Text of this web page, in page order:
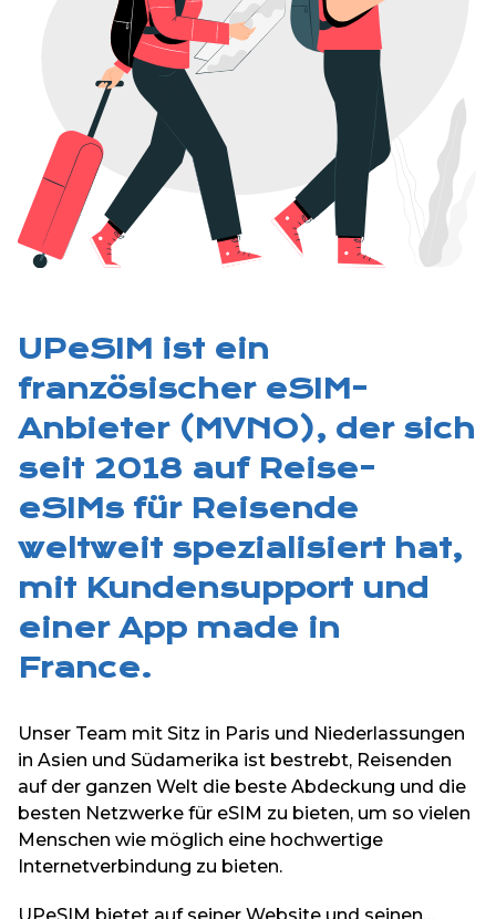
UPeSIM ist ein
französischer eSIM-
Anbieter (MVNO), der sich
seit 2018 auf Reise-
eSIMs für Reisende
weltweit spezialisiert hat,
mit Kundensupport und
einer App made in
France.
Unser Team mit Sitz in Paris und Niederlassungen
in Asien und Südamerika ist bestrebt, Reisenden
auf der ganzen Welt die beste Abdeckung und die
besten Netzwerke für eSIM zu bieten, um so vielen
Menschen wie möglich eine hochwertige
Internetverbindung zu bieten.